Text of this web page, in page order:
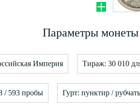
Параметры монеты
Империя Тираж: 30 010
/ 593 пробы Гурт: пунктир /